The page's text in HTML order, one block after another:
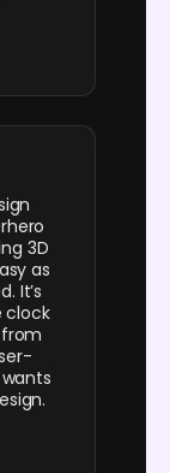
3D
as
It’s
clock
from